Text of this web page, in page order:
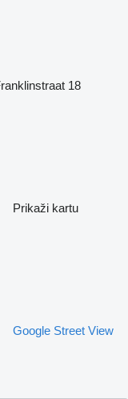
18
Prikaži kartu
Google Street View